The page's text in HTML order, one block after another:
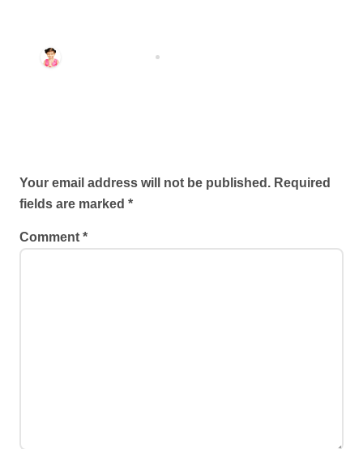
Your email address will not be published. Required
fields are marked *
Comment *